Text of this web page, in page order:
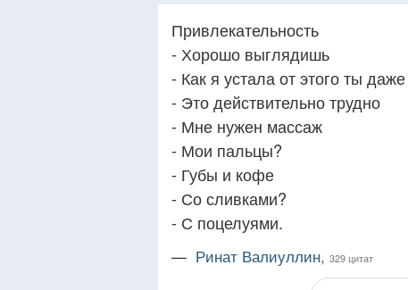
Привлекательность
- Хорошо выглядишь
- Как я устала от этого ты
- Это действительно трудно
- Мне нужен массаж
- Мои пальцы?
- Губы и кофе
- Со сливками?
- С поцелуями.
— Ринат Валиуллин, 329 цитат